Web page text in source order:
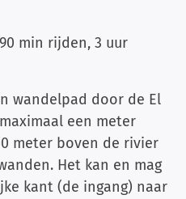
min rijden, 3 uur
wandelpad door de El
een meter
meter boven de rivier
Het kan en mag
kant (de ingang) naar